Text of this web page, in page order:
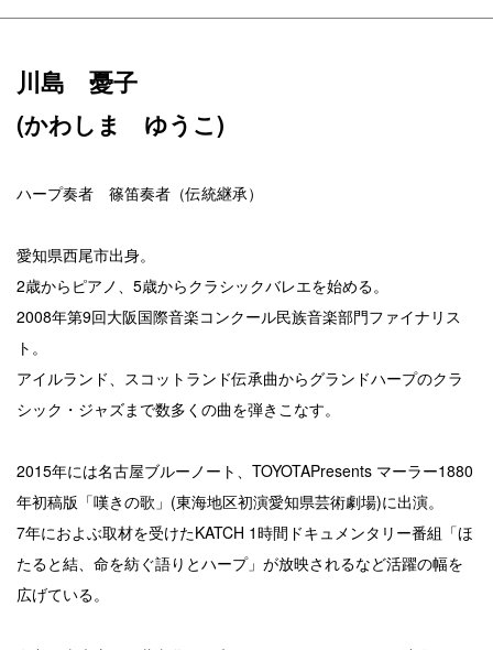
川島 憂子
(かわしま ゆうこ)
ハープ奏者 篠笛奏者（伝統継承）
愛知県西尾市出身。
2歳からピアノ、5歳からクラシックバレエを始める。
2008年第9回大阪国際音楽コンクール民族音楽部門ファイナリス
ト。
アイルランド、スコットランド伝承曲からグランドハープのクラ
シック・ジャズまで数多くの曲を弾きこなす。
2015年には名古屋ブルーノート、TOYOTAPresents マーラー1880
年初稿版「嘆きの歌」(東海地区初演愛知県芸術劇場)に出演。
7年におよぶ取材を受けたKATCH 1時間ドキュメンタリー番組「ほ
たると結、命を紡ぐ語りとハープ」が放映されるなど活躍の幅を
広げている。